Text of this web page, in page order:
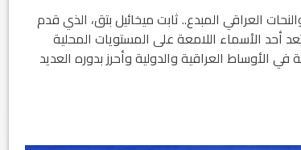
العراقي المبدع.. ثابت ميخائيل بتق، الذي قدم
أحد الأسماء اللامعة على المستويات المحلية
الأوساط العراقية والدولية وأحرز بدوره العديد
الكاتب والباحث يعقوب ابونا .. الكتابة مسؤولية
كبير...